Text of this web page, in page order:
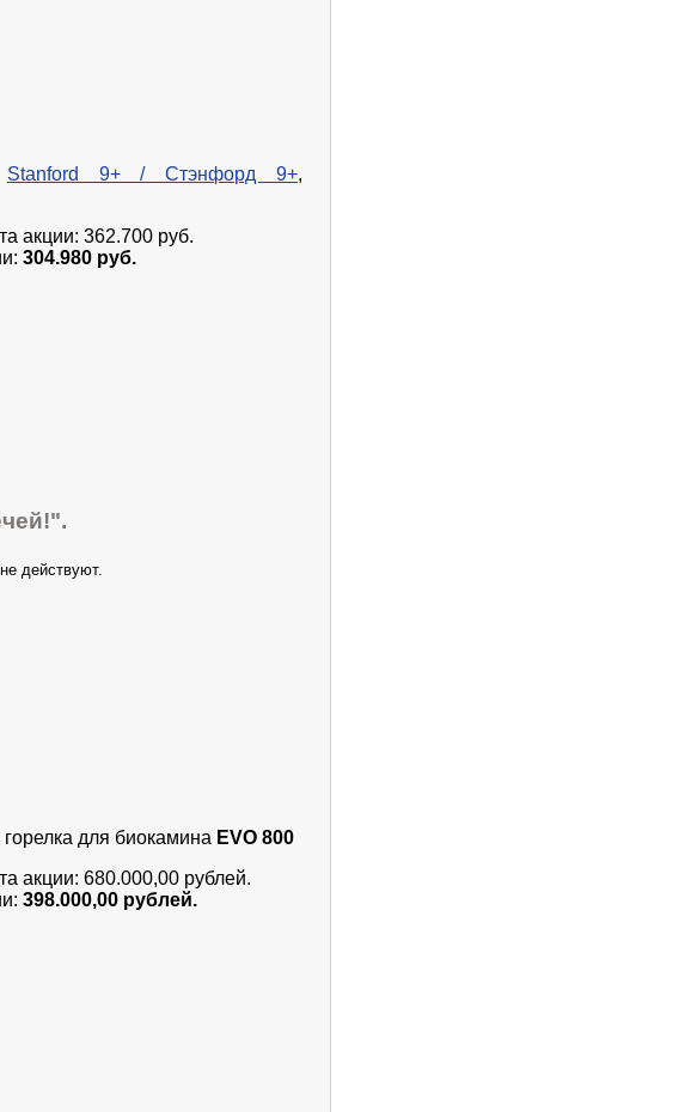
Stanford 9+ / Стэнфорд 9+,
акции: 362.700 руб.
304.980 руб.
действуют.
для биокамина EVO 800
акции: 680.000,00 рублей.
398.000,00 рублей.